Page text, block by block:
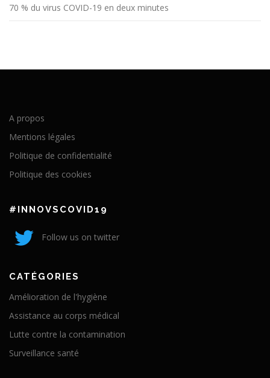
70 % du virus COVID-19 en deux minutes
A propos
Mentions légales
Politique de confidentialité
Politique des cookies
#INNOVSCOVID19
Follow us on twitter
CATÉGORIES
Amélioration de l'hygiène
Assistance au corps médical
Lutte contre la contamination
Surveillance santé